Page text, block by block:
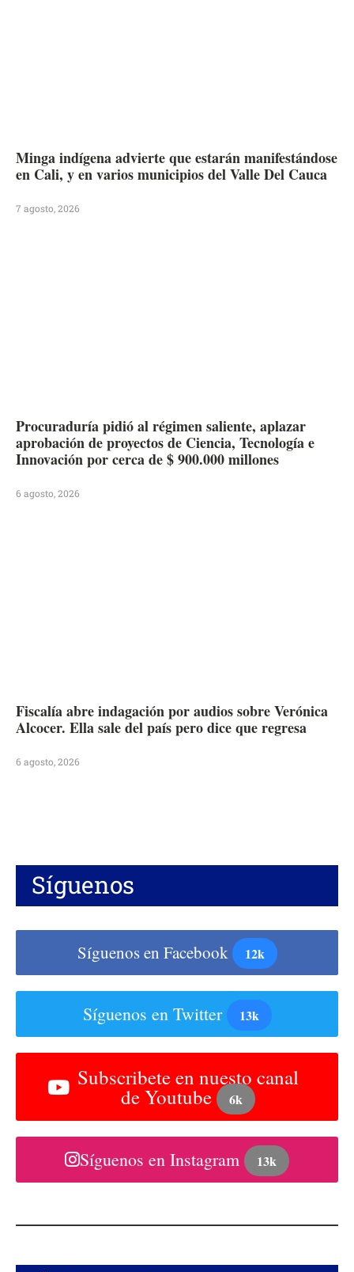
Minga indígena advierte que estarán manifestándose
en Cali, y en varios municipios del Valle Del Cauca
7 agosto, 2026
Procuraduría pidió al régimen saliente, aplazar
aprobación de proyectos de Ciencia, Tecnología e
Innovación por cerca de $ 900.000 millones
6 agosto, 2026
Fiscalía abre indagación por audios sobre Verónica
Alcocer. Ella sale del país pero dice que regresa
6 agosto, 2026
Síguenos
Síguenos en Facebook 12k
Síguenos en Twitter 13k
Subscribete en nuesto canal
de Youtube 6k
Síguenos en Instagram 13k